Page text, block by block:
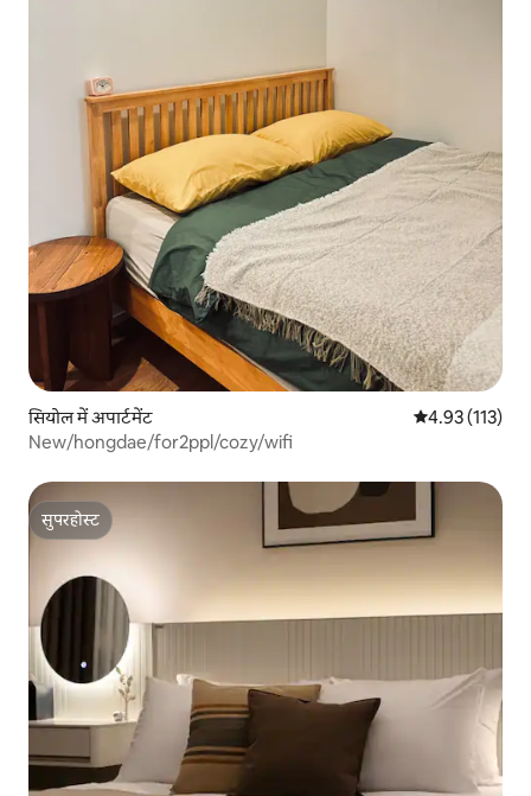
सियोल में अपार्टमेंट औसत रेटिंग 5 में से
4.93 (113)
New/hongdae/for2ppl/cozy/wifi
सुपरहोस्ट
सुपरहोस्ट